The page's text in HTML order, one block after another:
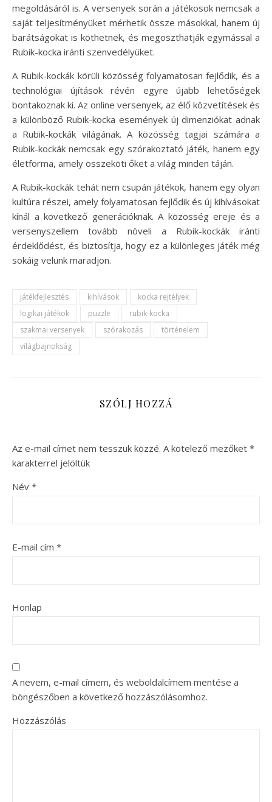
megoldásáról is. A versenyek során a játékosok nemcsak a
saját teljesítményüket mérhetik össze másokkal, hanem új
barátságokat is köthetnek, és megoszthatják egymással a
Rubik-kocka iránti szenvedélyüket.
A Rubik-kockák körüli közösség folyamatosan fejlődik, és a
technológiai újítások révén egyre újabb lehetőségek
bontakoznak ki. Az online versenyek, az élő közvetítések és
a különböző Rubik-kocka események új dimenziókat adnak
a Rubik-kockák világának. A közösség tagjai számára a
Rubik-kockák nemcsak egy szórakoztató játék, hanem egy
életforma, amely összeköti őket a világ minden táján.
A Rubik-kockák tehát nem csupán játékok, hanem egy olyan
kultúra részei, amely folyamatosan fejlődik és új kihívásokat
kínál a következő generációknak. A közösség ereje és a
versenyszellem tovább növeli a Rubik-kockák iránti
érdeklődést, és biztosítja, hogy ez a különleges játék még
sokáig velünk maradjon.
játékfejlesztés kihívások
kocka rejtélyek
logikai játékok
puzzle
rubik-kocka
szakmai versenyek
szórakozás
történelem
világbajnokság
SZÓLJ HOZZÁ
Az e-mail címet nem tesszük közzé. A kötelező mezőket *
karakterrel jelöltük
Név *
E-mail cím *
Honlap
A nevem, e-mail címem, és weboldalcímem mentése a
böngészőben a következő hozzászólásomhoz.
Hozzászólás